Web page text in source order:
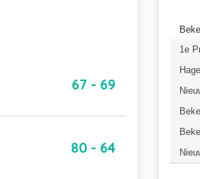
67 - 69
80 - 64
1e